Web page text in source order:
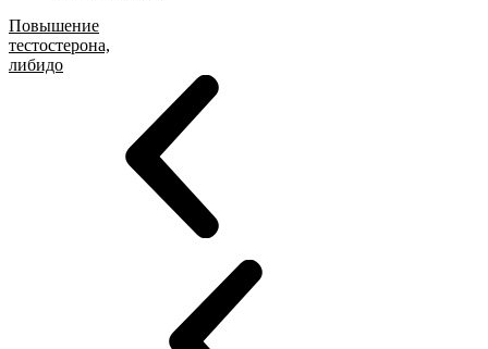
Повышение
тестостерона,
либидо